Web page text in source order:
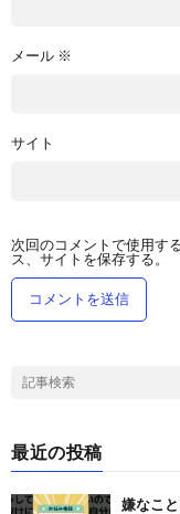
メール ※
サイト
次回のコメントで使用す
ス、サイトを保存する。
最近の投稿
嫌なこ